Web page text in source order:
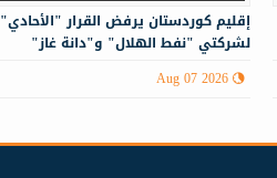
إقليم كوردستان يرفض القرار "الأحادي"
لشركتي "نفط الهلال" و"دانة غاز"
Aug 07 2026